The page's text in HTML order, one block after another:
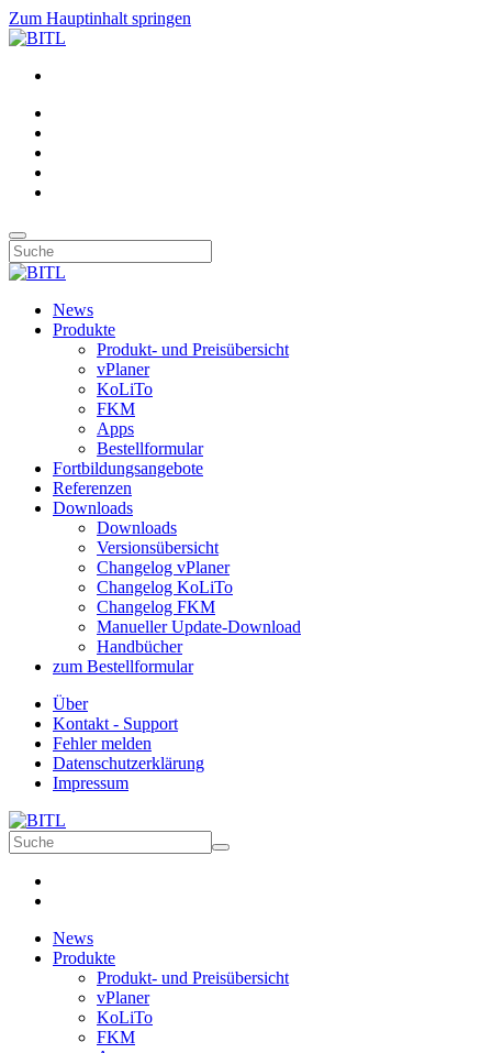
Zum Hauptinhalt springen
News
Produkte
Produkt- und Preisübersicht
vPlaner
KoLiTo
FKM
Apps
Bestellformular
Fortbildungsangebote
Referenzen
Downloads
Downloads
Versionsübersicht
Changelog vPlaner
Changelog KoLiTo
Changelog FKM
Manueller Update-Download
Handbücher
zum Bestellformular
Über
Kontakt - Support
Fehler melden
Datenschutzerklärung
Impressum
News
Produkte
Produkt- und Preisübersicht
vPlaner
KoLiTo
FKM